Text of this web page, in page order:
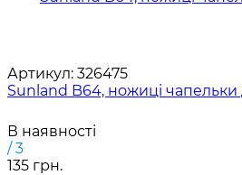
Артикул: 326475
Sunland B64, ножиці чапельки
В наявності
/ 3
135 грн.